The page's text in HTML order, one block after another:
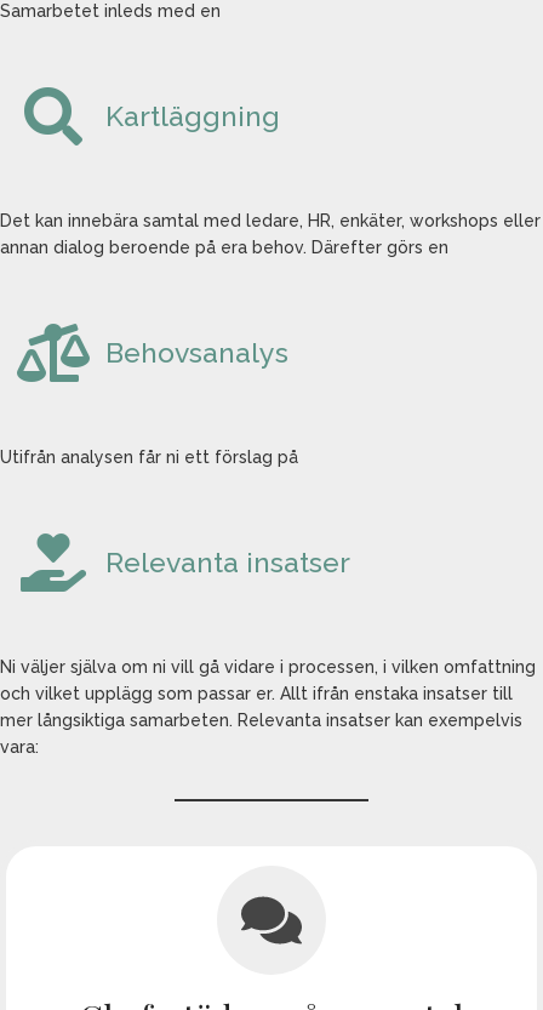
Samarbetet inleds med en
Kartläggning
Det kan innebära samtal med ledare, HR, enkäter, workshops eller
annan dialog beroende på era behov. Därefter görs en
Behovsanalys
Utifrån analysen får ni ett förslag på
Relevanta insatser
Ni väljer själva om ni vill gå vidare i processen, i vilken omfattning
och vilket upplägg som passar er. Allt ifrån enstaka insatser till
mer långsiktiga samarbeten. Relevanta insatser kan exempelvis
vara: